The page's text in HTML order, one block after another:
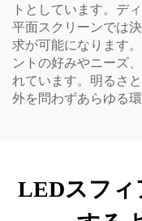
トとしています。デ
平面スクリーンでは
求が可能になります
ントの好みやニーズ
れています。明るさ
外を問わずあらゆる
LEDスフィ